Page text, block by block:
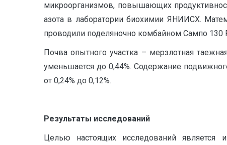
микроорганизмов, повышающих
азота в лаборатории биохимии ЯНИИСХ.
проводили поделяночно комбайном Сампо 130
Почва опытного участка – мерзлотная
уменьшается до 0,44%. Содержание
от 0,24% до 0,12%.
Результаты исследований
Целью настоящих исследований является